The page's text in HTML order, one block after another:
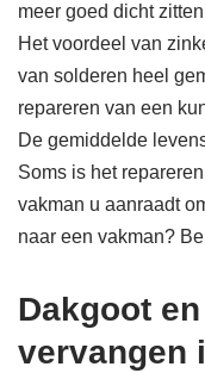
meer goed dicht
Het voordeel van
van solderen heel
repareren van een
De gemiddelde
Soms is het
vakman u aanraadt
naar een vakman? Bel
Dakgoot
vervangen